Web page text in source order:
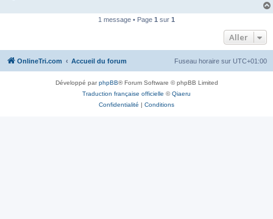
1 message • Page 1 sur 1
Aller
OnlineTri.com Accueil du forum Fuseau horaire sur UTC+01:00
Développé parphpBB® Forum Software © phpBB Limited
Traduction française officielle ©Qiaeru
Confidentialité | Conditions